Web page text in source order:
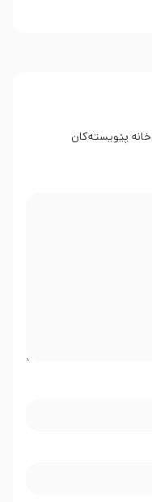
خانە پێویستەکان